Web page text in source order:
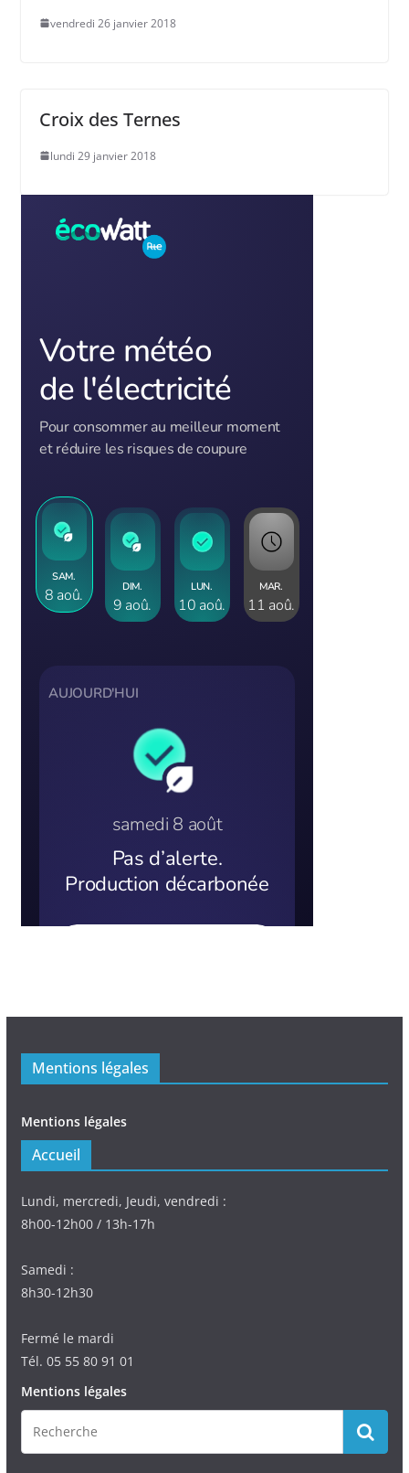
vendredi 26 janvier 2018
Croix des Ternes
lundi 29 janvier 2018
Mentions légales
Mentions légales
Accueil
Lundi, mercredi, Jeudi, vendredi :
8h00-12h00 / 13h-17h
Samedi :
8h30-12h30
Fermé le mardi
Tél. 05 55 80 91 01
Mentions légales